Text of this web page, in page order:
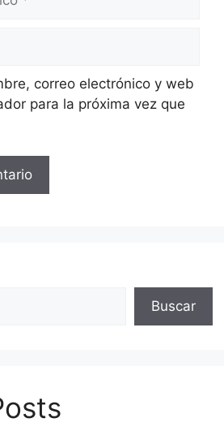
correo electrónico y web
para la próxima vez que
Buscar